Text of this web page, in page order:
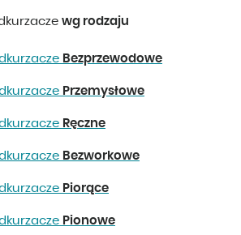
wg rodzaju
Bezprzewodowe
Przemysłowe
Ręczne
Bezworkowe
Piorące
Pionowe